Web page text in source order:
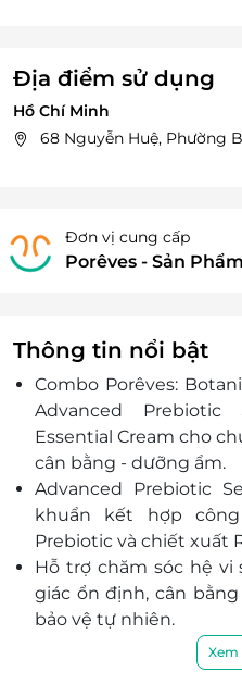
Địa điểm sử dụng
Hồ Chí Minh
68 Nguyễn Huệ, Phường
Đơn vị cung cấp
Porêves - Sản Phẩm
Thông tin nổi bật
Combo Porêves:
Advanced
Essential Cream cho
cân bằng - dưỡng ẩm.
Advanced Prebiotic
khuẩn kết hợp
Prebiotic và chiết xuất
Hỗ trợ chăm sóc hệ
giác ổn định, cân
bảo vệ tự nhiên.
Cica Barrier Essential
làm mềm - khóa ẩm,